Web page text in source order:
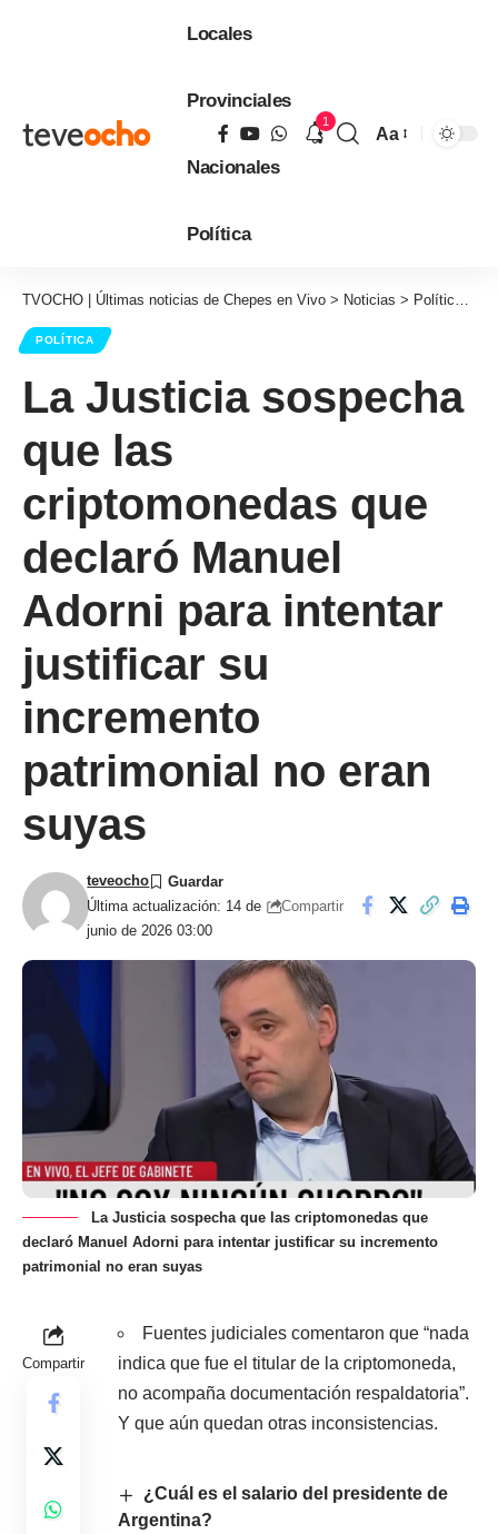
Locales
Provinciales
Nacionales
Política
1
Aa
TVOCHO | Últimas noticias de Chepes en Vivo > Noticias > Política >
POLÍTICA
La Justicia sospecha
que las
criptomonedas que
declaró Manuel
Adorni para intentar
justificar su
incremento
patrimonial no eran
suyas
Última actualización: 14 de
junio de 2026 03:00
teveocho
Compartir
La Justicia sospecha que las criptomonedas que
declaró Manuel Adorni para intentar justificar su incremento
patrimonial no eran suyas
Compartir
Fuentes judiciales comentaron que “nada
indica que fue el titular de la criptomoneda,
no acompaña documentación respaldatoria”.
Y que aún quedan otras inconsistencias.
¿Cuál es el salario del presidente de
Argentina?